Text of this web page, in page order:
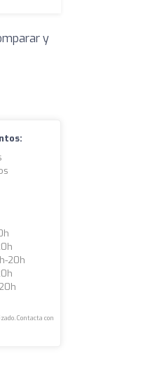
y
20h
Contacta con